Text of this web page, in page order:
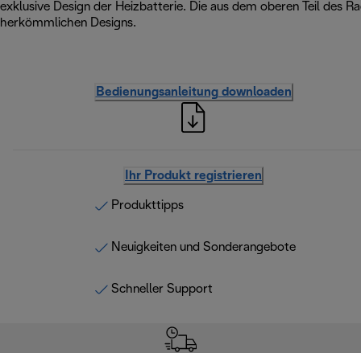
exklusive Design der Heizbatterie. Die aus dem oberen Teil des
herkömmlichen Designs.
Bedienungsanleitung downloaden
Ihr Produkt registrieren
Produkttipps
Neuigkeiten und Sonderangebote
Schneller Support